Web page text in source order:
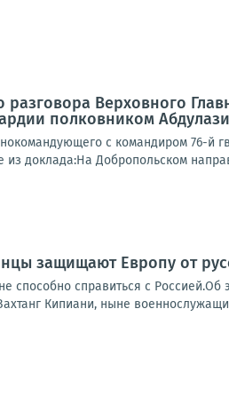
Верховного
полковником
с командиром 76-й
доклада:На Добропольском
защищают Европу от
способно справиться с
Кипиани, ныне